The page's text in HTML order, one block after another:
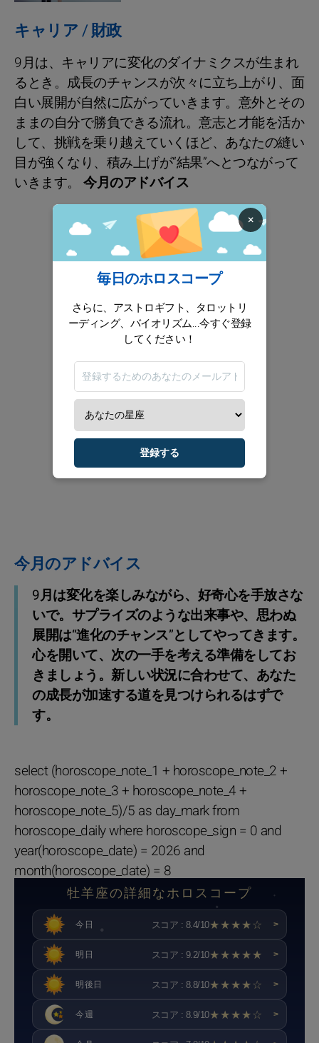
キャリア / 財政
9月は、キャリアに変化のダイナミクスが生まれ
るとき。成長のチャンスが次々に立ち上がり、面
白い展開が自然に広がっていきます。意外とその
ままの自分で勝負できる流れ。意志と才能を活か
して、挑戦を乗り越えていくほど、あなたの縫い
目が強くなり、積み上げが“結果”へとつながって
いきます。 今月のアドバイス
今月のアドバイス
9月は変化を楽しみながら、好奇心を手放さな
いで。サプライズのような出来事や、思わぬ
展開は“進化のチャンス”としてやってきます。
心を開いて、次の一手を考える準備をしてお
きましょう。新しい状況に合わせて、あなた
の成長が加速する道を見つけられるはずで
す。
select (horoscope_note_1 + horoscope_note_2 +
horoscope_note_3 + horoscope_note_4 +
horoscope_note_5)/5 as day_mark from
horoscope_daily where horoscope_sign = 0 and
year(horoscope_date) = 2026 and
month(horoscope_date) = 8
牡羊座の詳細なホロスコープ
今日 スコア : 8.4/10★★★★☆ >
明日 スコア : 9.2/10★★★★★ >
明後日 スコア : 8.8/10★★★★☆ >
今週 スコア : 8.9/10★★★★☆ >
×
毎日のホロスコープ
さらに、アストロギフト、タロットリ
ーディング、バイオリズム...今すぐ登録
してください！
登録する